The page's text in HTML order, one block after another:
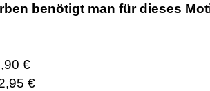
benötigt man für dieses
€
€